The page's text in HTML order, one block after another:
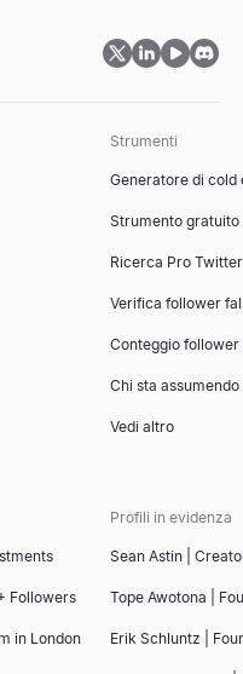
Strumenti
Generatore di cold
Strumento
Ricerca Pro
Verifica follower
Conteggio follower
Chi sta assumendo
Vedi altro
Followers
in London
Profili in evidenza
Sean Astin |
Tope Awotona |
Erik Schluntz |